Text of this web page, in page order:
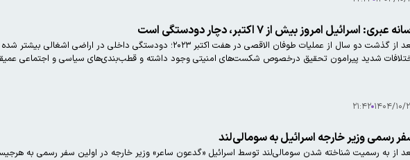
عبری: اسرائیل امروز بیش از ۷ اکتبر، دچار دودستگی است
بعد از گذشت دو سال از عملیات طوفان الاقصی در هفت اکتبر ۲۰۲۳؛
شدید پیرامون تحقیق درخصوص شکست‌های امنیتی وجود داشته و قطب‌بندی‌های سیاسی و اجتماعی
۱۰/۲۷ ۲۱:۴۲
وزیر خارجه اسرائیل به سومالی‌لند
از به رسمیت شناخته شدن سومالی‌لند توسط اسرائیل «گدعون ساعر» وزیر خارجه در اولین سفر رسمی به هرجیسا سفر کرد.